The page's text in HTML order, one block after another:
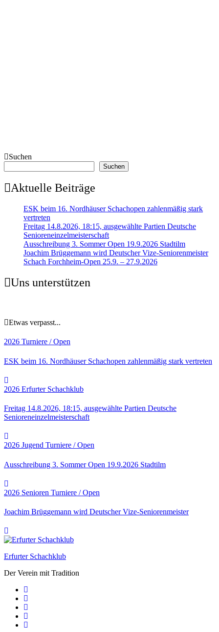
Suchen
Suchen
Aktuelle Beiträge
ESK beim 16. Nordhäuser Schachopen zahlenmäßig stark
vertreten
Freitag 14.8.2026, 18:15, ausgewählte Partien Deutsche
Senioreneinzelmeisterschaft
Ausschreibung 3. Sommer Open 19.9.2026 Stadtilm
Joachim Brüggemann wird Deutscher Vize-Seniorenmeister
Schach Forchheim-Open 25.9. – 27.9.2026
Uns unterstützen
Etwas verpasst...
2026 Turniere / Open
ESK beim 16. Nordhäuser Schachopen zahlenmäßig stark vertreten
2026 Erfurter Schachklub
Freitag 14.8.2026, 18:15, ausgewählte Partien Deutsche
Senioreneinzelmeisterschaft
2026 Jugend Turniere / Open
Ausschreibung 3. Sommer Open 19.9.2026 Stadtilm
2026 Senioren Turniere / Open
Joachim Brüggemann wird Deutscher Vize-Seniorenmeister
Erfurter Schachklub
Der Verein mit Tradition